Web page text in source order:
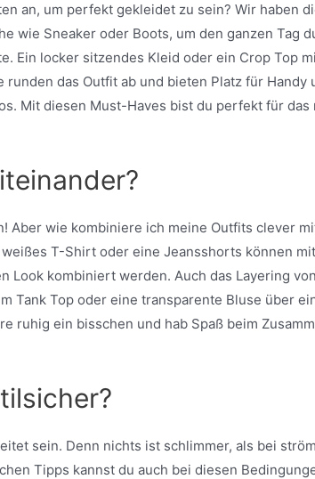
an, um perfekt gekleidet zu sein? Wir haben
wie Sneaker oder Boots, um den ganzen Tag
Ein locker sitzendes Kleid oder ein Crop Top
das Outfit ab und bieten Platz für Handy
Mit diesen Must-Haves bist du perfekt für das
wie kombiniere ich meine Outfits clever
T-Shirt oder eine Jeansshorts können
kombiniert werden. Auch das Layering
Tank Top oder eine transparente Bluse über
ruhig ein bisschen und hab Spaß beim
sein. Denn nichts ist schlimmer, als bei
Tipps kannst du auch bei diesen